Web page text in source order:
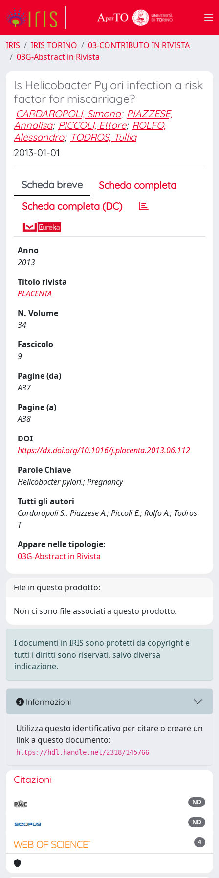
IRIS IRIS TORINO
03-CONTRIBUTO IN RIVISTA
03G-Abstract in Rivista
Is Helicobacter Pylori infection a risk
factor for miscarriage?
CARDAROPOLI, Simona; PIAZZESE,
Annalisa; PICCOLI, Ettore; ROLFO,
Alessandro; TODROS, Tullia
2013-01-01
Scheda breve
Scheda completa
Scheda completa (DC)
Anno
2013
Titolo rivista
PLACENTA
N. Volume
34
Fascicolo
9
Pagine (da)
A37
Pagine (a)
A38
DOI
https://dx.doi.org/10.1016/j.placenta.2013.06.112
Parole Chiave
Helicobacter pylori.; Pregnancy
Tutti gli autori
Cardaropoli S.; Piazzese A.; Piccoli E.; Rolfo A.; Todros
T
Appare nelle tipologie:
03G-Abstract in Rivista
File in questo prodotto:
Non ci sono file associati a questo prodotto.
I documenti in IRIS sono protetti da copyright e
tutti i diritti sono riservati, salvo diversa
indicazione.
Informazioni
Utilizza questo identificativo per citare o creare un
link a questo documento:
https://hdl.handle.net/2318/145766
Citazioni
ND
ND
4